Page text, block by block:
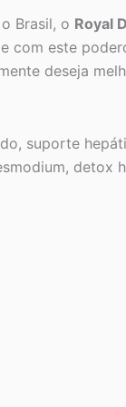
Brasil, o Royal
com este
deseja
suporte
detox